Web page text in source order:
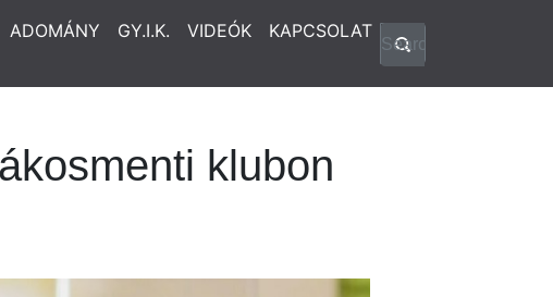
ADOMÁNY GY.I.K. VIDEÓK KAPCSOLAT
klubon